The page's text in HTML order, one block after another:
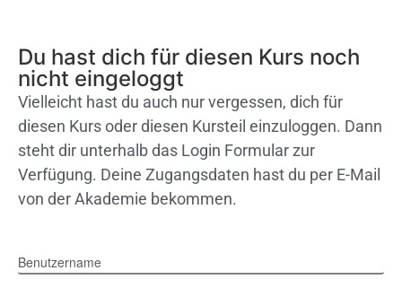
Du hast dich für diesen Kurs noch
nicht eingeloggt
Vielleicht hast du auch nur vergessen, dich für
diesen Kurs oder diesen Kursteil einzuloggen. Dann
steht dir unterhalb das Login Formular zur
Verfügung. Deine Zugangsdaten hast du per E-Mail
von der Akademie bekommen.
Benutzername